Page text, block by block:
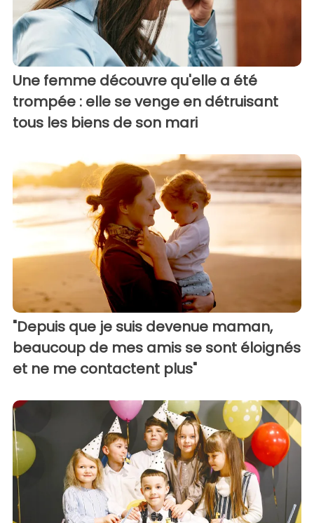
Une femme découvre qu'elle a été
trompée : elle se venge en détruisant
tous les biens de son mari
"Depuis que je suis devenue maman,
beaucoup de mes amis se sont éloignés
et ne me contactent plus"